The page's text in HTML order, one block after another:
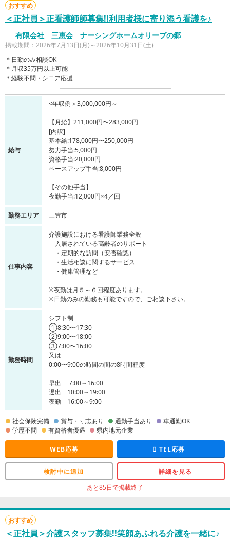
おすすめ
＜正社員＞正看護師師募集!!利用者様に寄り添う看護を♪
有限会社 三恵会 ナーシングホームオリーブの郷
掲載期間：2026年7月13日(月)～2026年10月31日(土)
＊日勤のみ相談OK
＊月収35万円以上可能
＊経験不問・シニア応援
給与
<年収例＞3,000,000円～
【月給】211,000円〜283,000円
[内訳]
基本給:178,000円〜250,000円
努力手当:5,000円
資格手当:20,000円
ベースアップ手当:8,000円
【その他手当】
夜勤手当:12,000円×4／回
勤務エリア 三豊市
仕事内容
介護施設における看護師業務全般
入居されている高齢者のサポート
・定期的な訪問（安否確認）
・生活相談に関するサービス
・健康管理など
※夜勤は月５～６回程度あります。
※日勤のみの勤務も可能ですので、ご相談下さい。
勤務時間
シフト制
①8:30〜17:30
②9:00〜18:00
③7:00〜16:00
又は
0:00〜9:00の時間の間の8時間程度
早出 7:00～16:00
遅出 10:00～19:00
夜勤 16:00～9:00
社会保険完備 賞与・寸志あり 通勤手当あり
車通勤OK
学歴不問
有資格者優遇 県内地元企業
WEB応募 TEL応募
検討中に追加
詳細を見る
あと85日で掲載終了
おすすめ
＜正社員＞介護スタッフ募集!!笑顔あふれる介護を一緒に♪